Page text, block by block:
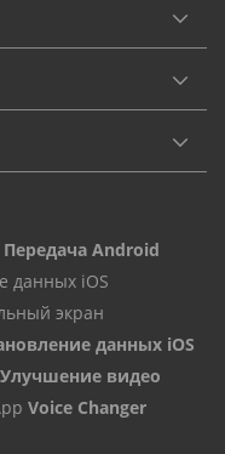
Передача Android
данных iOS
экран
данных iOS
Улучшение видео
Voice Changer